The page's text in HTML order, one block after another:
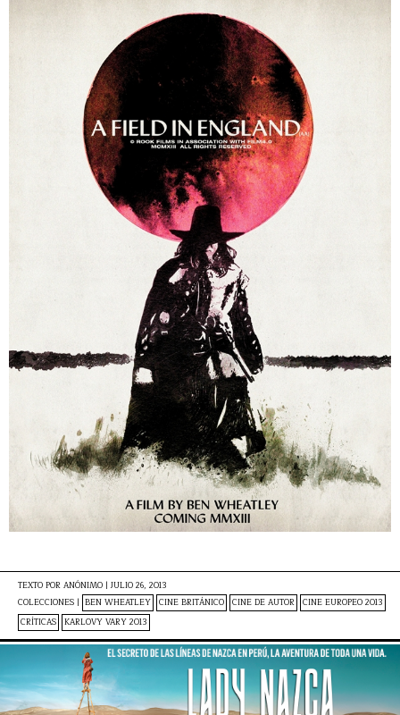
TEXTO POR ANÓNIMO | JULIO 26, 2013
COLECCIONES | BEN WHEATLEY CINE BRITÁNICO CINE DE AUTOR CINE EUROPEO 2013
CRÍTICAS KARLOVY VARY 2013